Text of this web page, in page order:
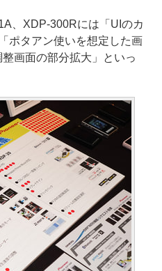
、XDP-300Rには「UIのカ
ポタアン使いを想定した画
画面の部分拡大」といっ